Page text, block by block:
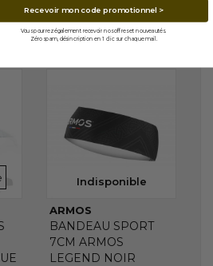
Indisponible
ARMOS
BANDEAU SPORT
7CM ARMOS
LEGEND NOIR
Recevoir mon code promotionnel >
Vous pourrez également recevoir nos offres et nouveautés.
Zéro spam, désincription en 1 clic sur chaque mail.